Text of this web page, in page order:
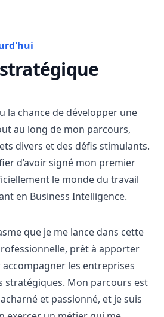
la chance de développer une
au long de mon parcours,
divers et des défis stimulants.
d’avoir signé mon premier
le monde du travail
en Business Intelligence.
que je me lance dans cette
prêt à apporter
les entreprises
stratégiques. Mon parcours est
et passionné, et je suis